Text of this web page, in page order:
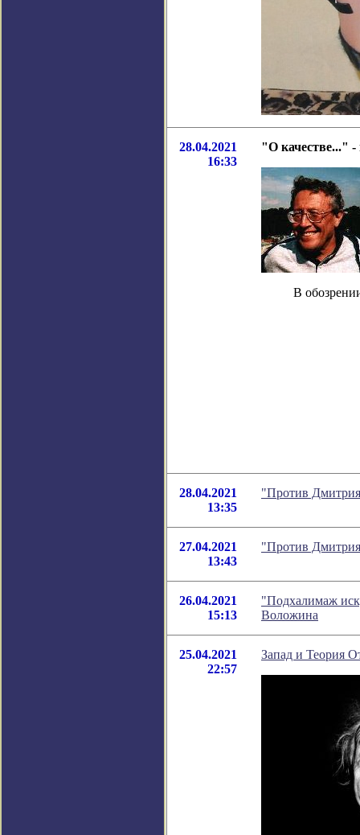
28.04.2021
16:33
"О качестве..." -
В
28.04.2021
13:35
"Против
27.04.2021
13:43
"Против
26.04.2021
15:13
"Подхалимаж
Воложина
25.04.2021
22:57
Запад и Теория